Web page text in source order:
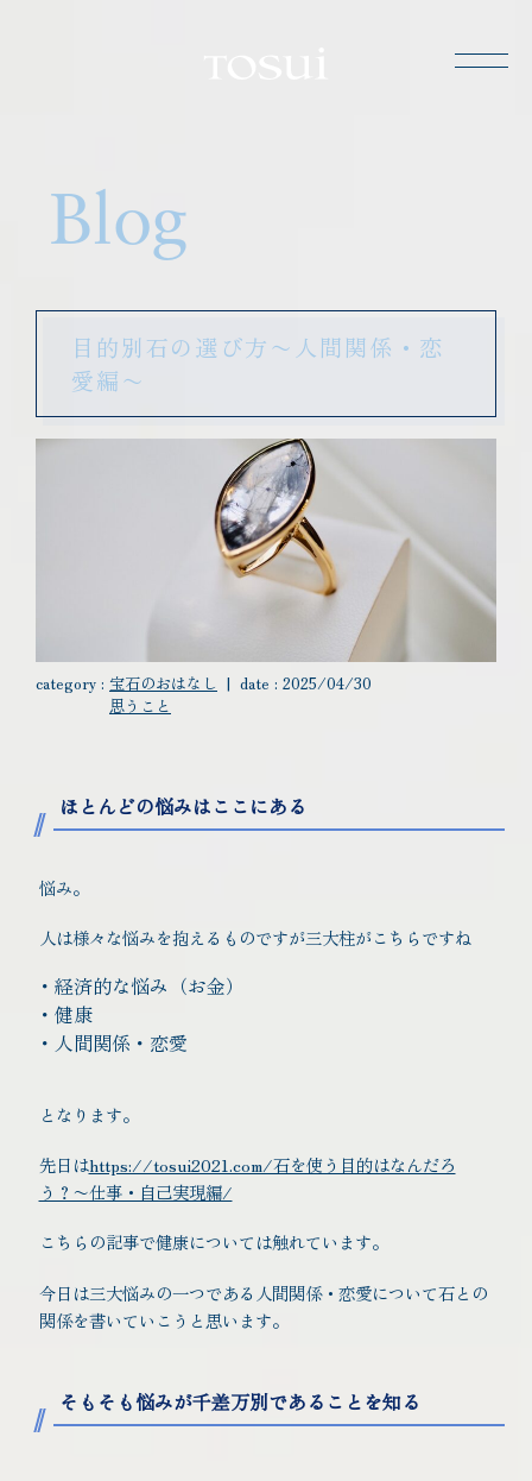
Blog
目的別石の選び方〜人間関係・恋
愛編〜
category : 宝石のおはなし
思うこと
| date : 2025/04/30
ほとんどの悩みはここにある
悩み。
人は様々な悩みを抱えるものですが三大柱がこちらですね
・経済的な悩み（お金）
・健康
・人間関係・恋愛
となります。
先日はhttps://tosui2021.com/石を使う目的はなんだろ
う？〜仕事・自己実現編/
こちらの記事で健康については触れています。
今日は三大悩みの一つである人間関係・恋愛について石との
関係を書いていこうと思います。
そもそも悩みが千差万別であることを知る